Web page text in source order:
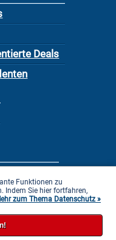
Deals
Funktionen zu
Indem Sie hier fortfahren,
zum Thema Datenschutz »